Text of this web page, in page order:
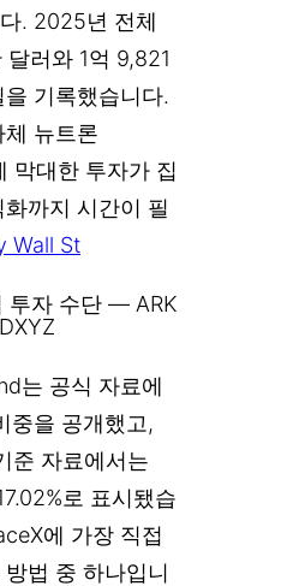
. 2025년 전체
달러와 1억 9,821
기록했습니다.
뉴트론
막대한 투자가 집
까지 시간이 필
Wall St
자 수단 — ARK
는 공식 자료에
중을 공개했고,
준 자료에서는
로 표시됐습
에 가장 직접
법 중 하나입니